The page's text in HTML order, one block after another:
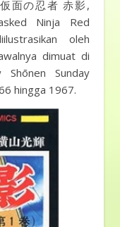
面の忍者 赤影,
Ninja Red
oleh
dimuat di
Shōnen Sunday
hingga 1967.